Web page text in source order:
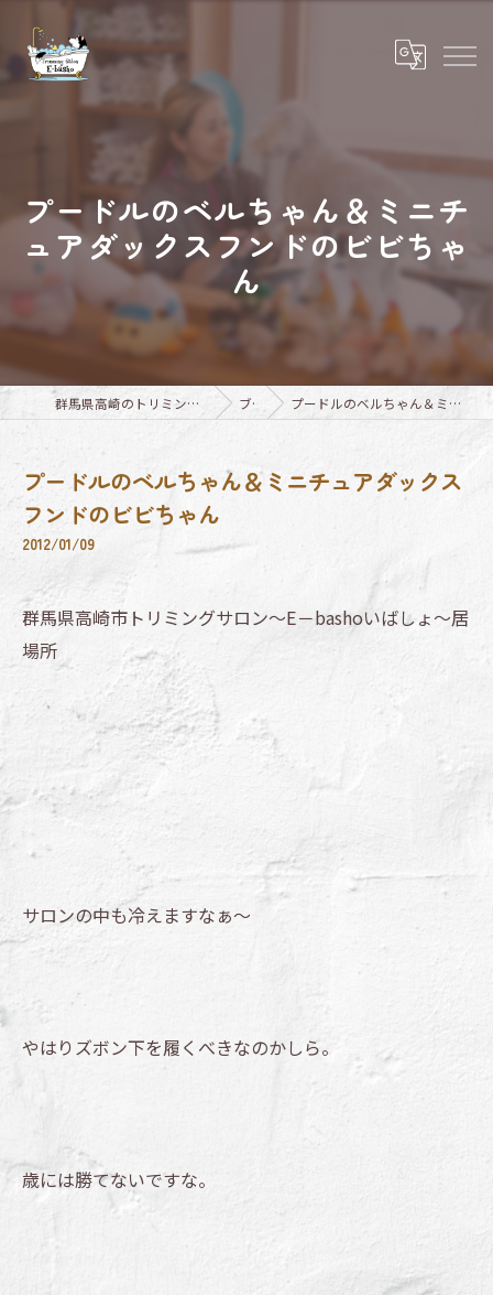
プードルのベルちゃん＆ミニチ
ュアダックスフンドのビビちゃ
ん
群馬県高崎のトリミングならTrimming Salon E-basho ブログ プードルのベルちゃん＆ミニチュアダックスフンドのビビちゃん
プードルのベルちゃん＆ミニチュアダックス
フンドのビビちゃん
2012/01/09
群馬県高崎市トリミングサロン～E－bashoいばしょ～居
場所
サロンの中も冷えますなぁ～
やはりズボン下を履くべきなのかしら。
歳には勝てないですな。